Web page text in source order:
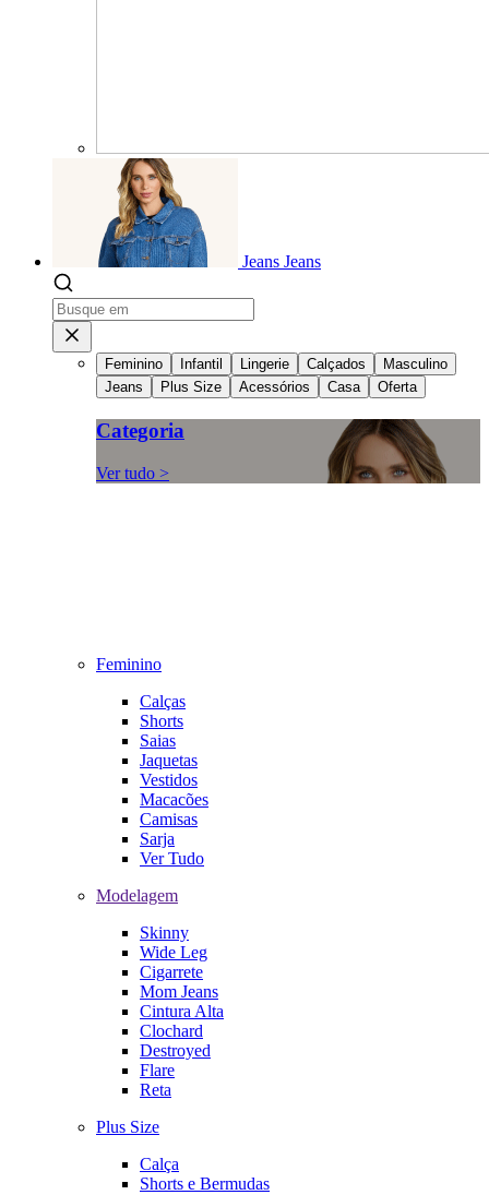
Jeans Jeans
Feminino Infantil Lingerie Calçados
Masculino
Jeans
Plus Size Acessórios Casa Oferta
Categoria
Ver tudo >
Feminino
Calças
Shorts
Saias
Jaquetas
Vestidos
Macacões
Camisas
Sarja
Ver Tudo
Modelagem
Skinny
Wide Leg
Cigarrete
Mom Jeans
Cintura Alta
Clochard
Destroyed
Flare
Reta
Plus Size
Calça
Shorts e Bermudas